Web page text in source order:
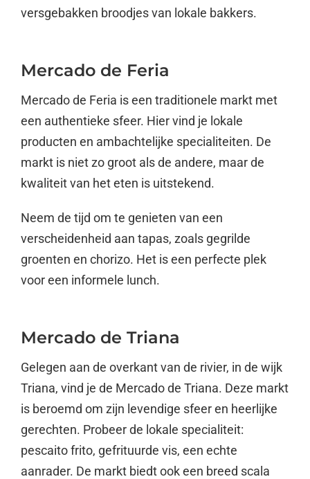
versgebakken broodjes van lokale bakkers.
Mercado de Feria
Mercado de Feria is een traditionele markt met
een authentieke sfeer. Hier vind je lokale
producten en ambachtelijke specialiteiten. De
markt is niet zo groot als de andere, maar de
kwaliteit van het eten is uitstekend.
Neem de tijd om te genieten van een
verscheidenheid aan tapas, zoals gegrilde
groenten en chorizo. Het is een perfecte plek
voor een informele lunch.
Mercado de Triana
Gelegen aan de overkant van de rivier, in de wijk
Triana, vind je de Mercado de Triana. Deze markt
is beroemd om zijn levendige sfeer en heerlijke
gerechten. Probeer de lokale specialiteit:
pescaito frito, gefrituurde vis, een echte
aanrader. De markt biedt ook een breed scala